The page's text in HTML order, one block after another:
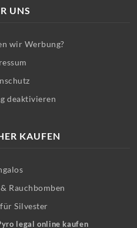
UNS
wir Werbung?
deaktivieren
KAUFEN
Rauchbomben
Silvester
legal online kaufen